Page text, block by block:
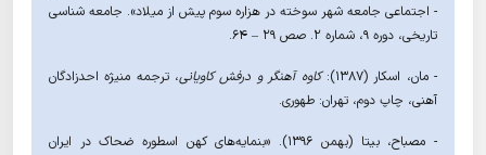
- اجتماعی جامعه شهر سوخته در هزاره سوم پیش از میلاد». جامعه شناسی
تاریخی، دوره ۹، شماره ۲. صص ۲۹ – ۶۴.
- مان، اسکار (1387): کاوه آهنگر و درفش کاویانی، ترجمه منیژه احدزادگان
آهنی، چاپ دوم، تهران: طهوری.
- مصباح، بیتا (بهمن ۱۳۹۶). «بنمایه‌های کهن اسطوره ضحاک در ایران